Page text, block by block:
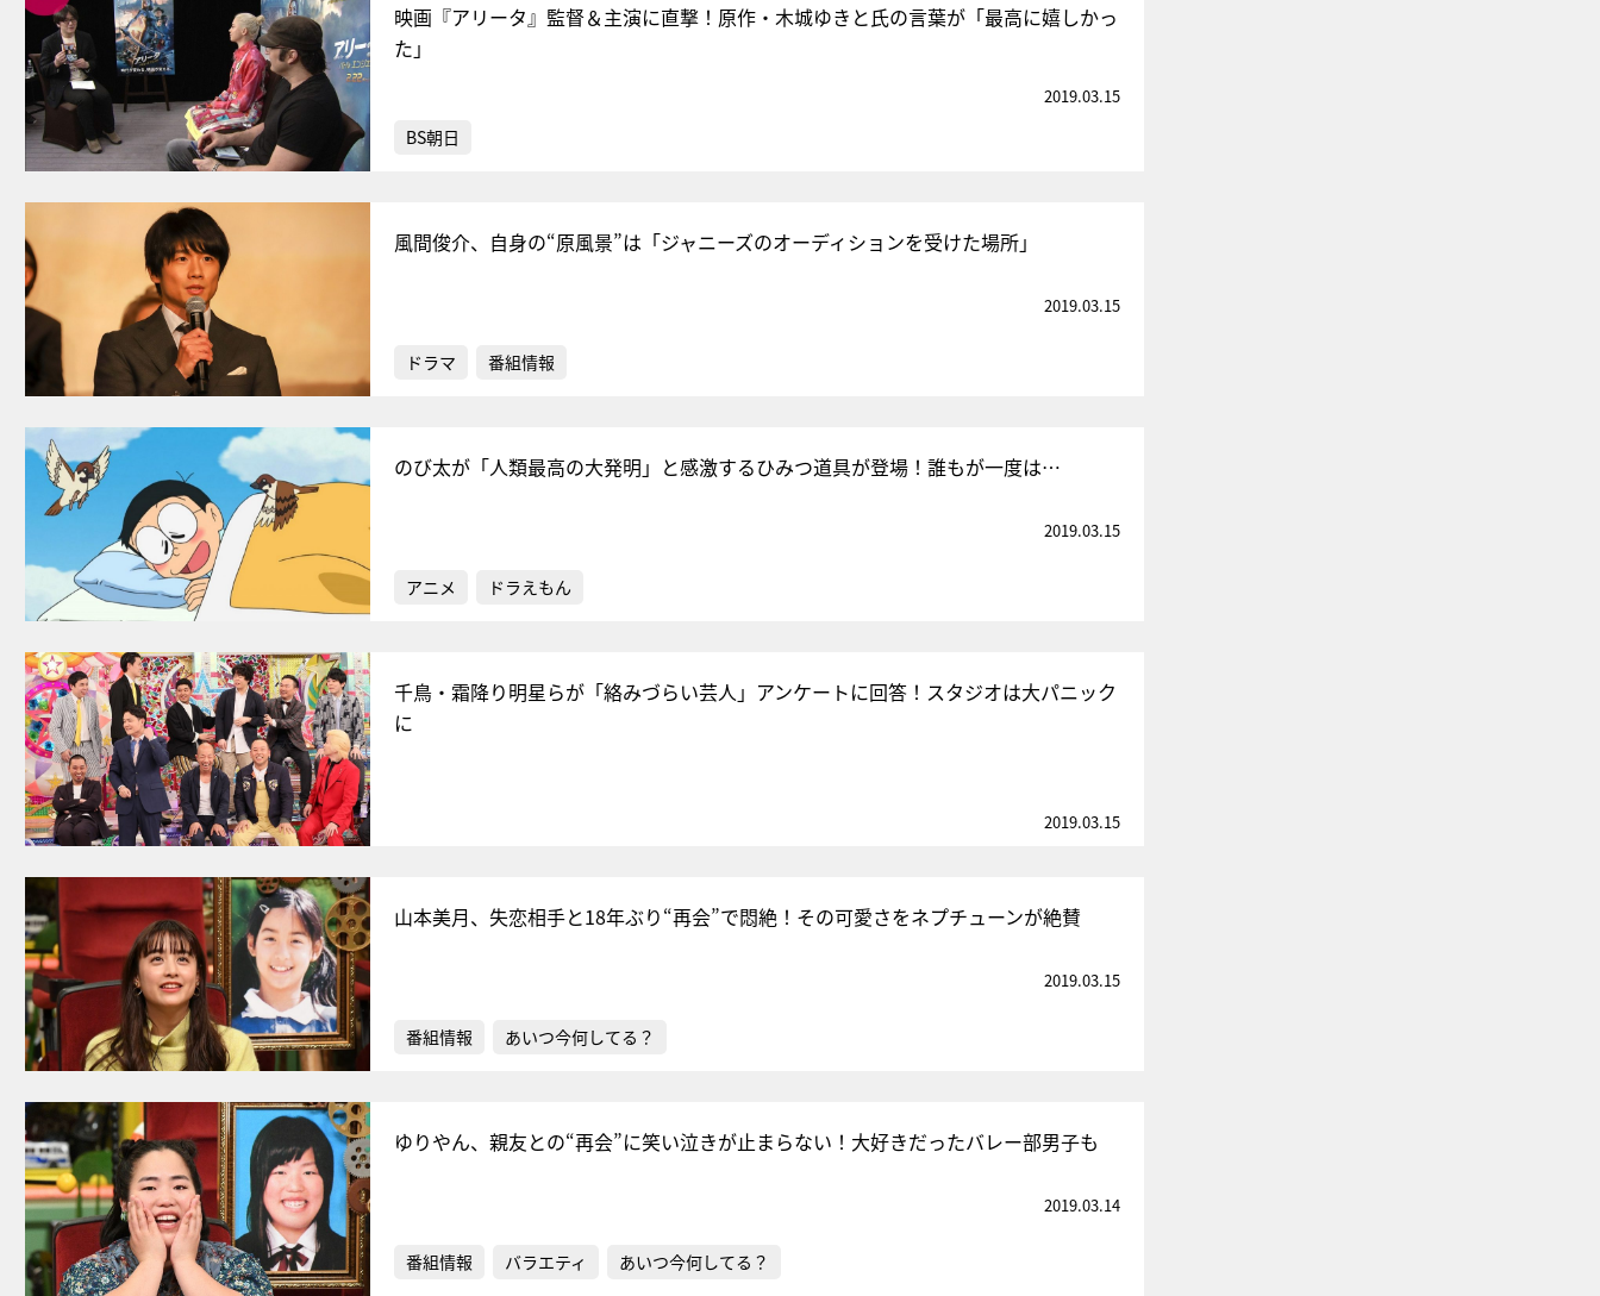
映画『アリータ』監督＆主演に直撃！原作・木城ゆきと氏の言葉が「最高に嬉しかっ
た」
2019.03.15
BS朝日
風間俊介、自身の“原風景”は「ジャニーズのオーディションを受けた場所」
2019.03.15
ドラマ 番組情報
のび太が「人類最高の大発明」と感激するひみつ道具が登場！誰もが一度は…
2019.03.15
アニメ ドラえもん
千鳥・霜降り明星らが「絡みづらい芸人」アンケートに回答！スタジオは大パニック
に
2019.03.15
山本美月、失恋相手と18年ぶり“再会”で悶絶！その可愛さをネプチューンが絶賛
2019.03.15
番組情報 あいつ今何してる？
ゆりやん、親友との“再会”に笑い泣きが止まらない！大好きだったバレー部男子も
2019.03.14
番組情報 バラエティ あいつ今何してる？